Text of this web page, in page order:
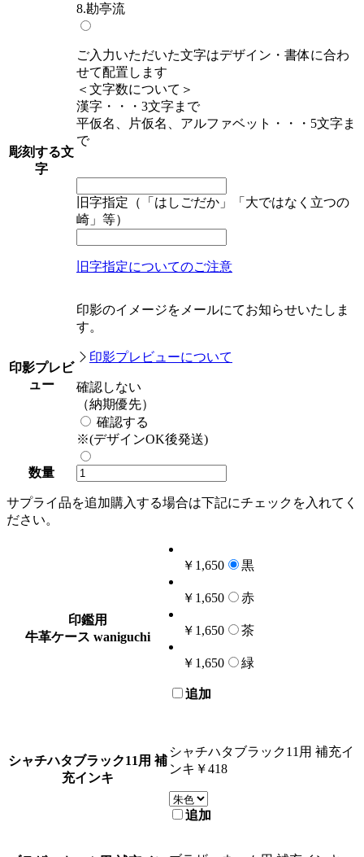
8.勘亭流
彫刻する文
字
ご入力いただいた文字はデザイン・書体に合わ
せて配置します
＜文字数について＞
漢字・・・3文字まで
平仮名、片仮名、アルファベット・・・5文字ま
で
旧字指定（「はしごだか」「大ではなく立つの
崎」等）
旧字指定についてのご注意
印影プレビ
ュー
印影のイメージをメールにてお知らせいたしま
す。
印影プレビューについて
確認しない
（納期優先）
確認する
※(デザインOK後発送)
数量
サプライ品を追加購入する場合は下記にチェックを入れてく
ださい。
印鑑用
牛革ケース waniguchi
￥1,650 黒
￥1,650 赤
￥1,650 茶
￥1,650 緑
追加
シャチハタブラック11用 補
充インキ
シャチハタブラック11用 補充イ
ンキ ￥418
追加